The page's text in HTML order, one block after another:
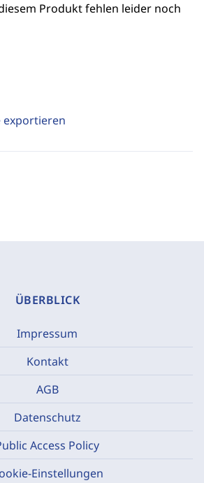
exportieren
Produkt fehlen leider noch
ÜBERBLICK
Impressum
Kontakt
AGB
Datenschutz
Access Policy
Einstellungen